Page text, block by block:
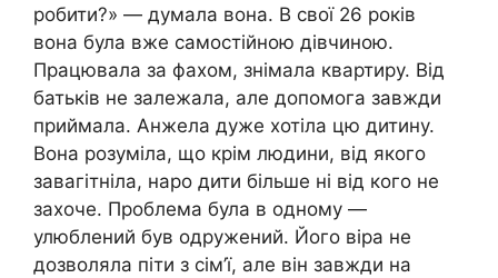
робити?» — думала вона. В свої 26 років
вона була вже самостійною дівчиною.
Працювала за фахом, знімала квартиру. Від
батьків не залежала, але допомога завжди
приймала. Анжела дуже хотіла цю дитину.
Вона розуміла, що крім людини, від якого
завагітніла, наро дити більше ні від кого не
захоче. Проблема була в одному —
улюблений був одружений. Його віра не
дозволяла піти з сім’ї, але він завжди на